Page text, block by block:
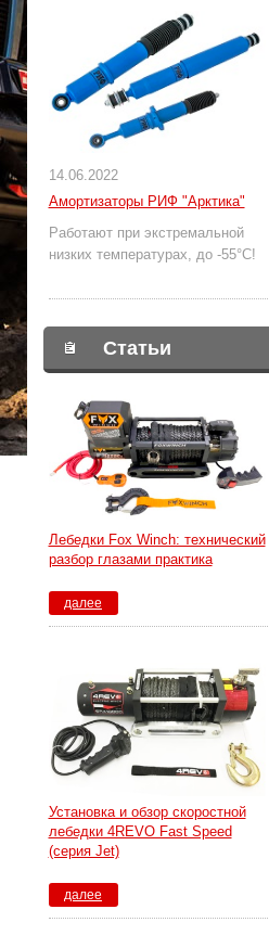
14.06.2022
Амортизаторы РИФ "Арктика"
Работают при экстремальной
низких температурах, до -55°С!
Статьи
Лебедки Fox Winch: технический
разбор глазами практика
далее
Установка и обзор скоростной
лебедки 4REVO Fast Speed
(серия Jet)
далее